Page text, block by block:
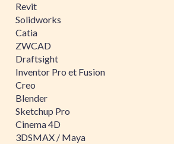
Revit
Solidworks
Catia
ZWCAD
Draftsight
Inventor Pro et Fusion
Creo
Blender
Sketchup Pro
Cinema 4D
3DSMAX / Maya